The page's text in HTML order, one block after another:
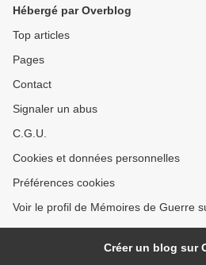
Hébergé par Overblog
Top articles
Pages
Contact
Signaler un abus
C.G.U.
Cookies et données personnelles
Préférences cookies
Voir le profil de Mémoires de Guerre
Créer un blog sur